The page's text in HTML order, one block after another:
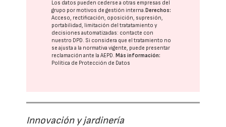
Los datos pueden cederse a otras empresas del
grupo por motivos de gestión interna.Derechos:
Acceso, rectificación, oposición, supresión,
portabilidad, limitación del tratatamiento y
decisiones automatizadas: contacte con
nuestro DPD. Si considera que el tratamiento no
se ajusta a la normativa vigente, puede presentar
reclamación ante laAEPD.Más información:
Política de Protección de Datos
Innovación y jardinería